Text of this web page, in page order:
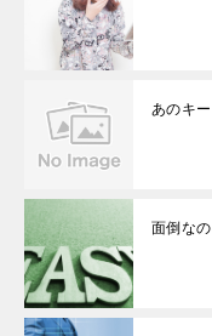
あのキ
面倒な